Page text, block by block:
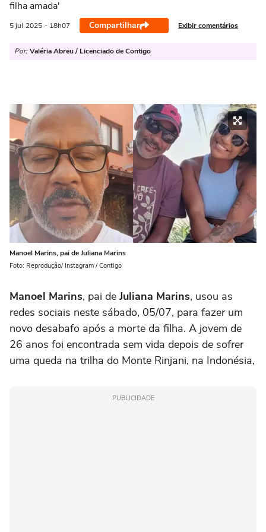
filha amada'
5 jul 2025 - 18h07 Compartilhar Exibir comentários
Por: Valéria Abreu / Licenciado de Contigo
Manoel Marins, pai de Juliana Marins
Foto: Reprodução/ Instagram / Contigo
Manoel Marins, pai de Juliana Marins, usou as
redes sociais neste sábado, 05/07, para fazer um
novo desabafo após a morte da filha. A jovem de
26 anos foi encontrada sem vida depois de sofrer
uma queda na trilha do Monte Rinjani, na Indonésia,
PUBLICIDADE